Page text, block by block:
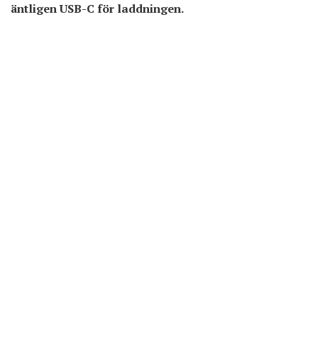
äntligen USB-C för laddningen.